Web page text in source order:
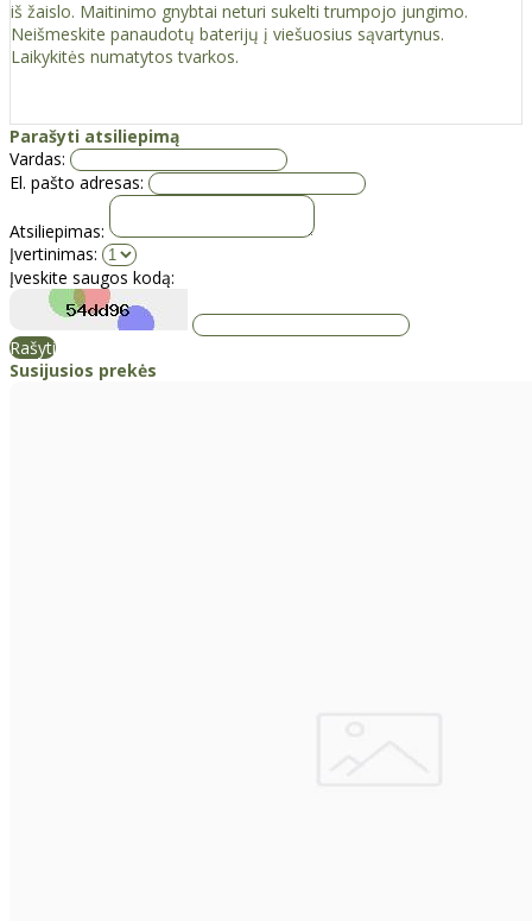
iš žaislo. Maitinimo gnybtai neturi sukelti trumpojo jungimo.
Neišmeskite panaudotų baterijų į viešuosius sąvartynus.
Laikykitės numatytos tvarkos.
Parašyti atsiliepimą
Vardas:
El. pašto adresas:
Atsiliepimas:
Įvertinimas:
Įveskite saugos kodą:
Rašyti
Susijusios prekės